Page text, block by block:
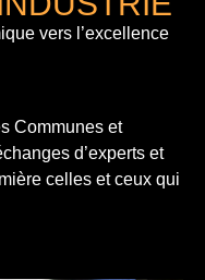
vers l’excellence
Communes et
d’experts et
celles et ceux qui